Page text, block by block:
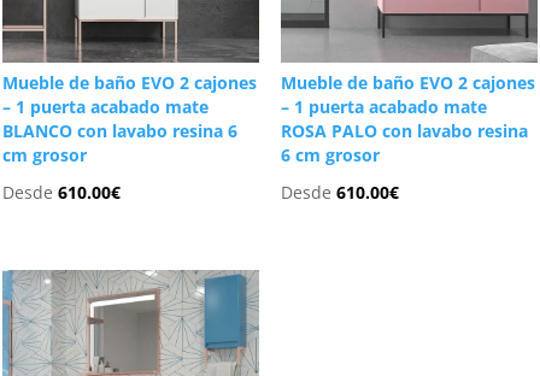
Mueble de baño EVO 2 cajones
– 1 puerta acabado mate
BLANCO con lavabo resina 6
cm grosor
Desde610.00€
Mueble de baño EVO 2 cajones
– 1 puerta acabado mate
ROSA PALO con lavabo resina
6 cm grosor
Desde 610.00€